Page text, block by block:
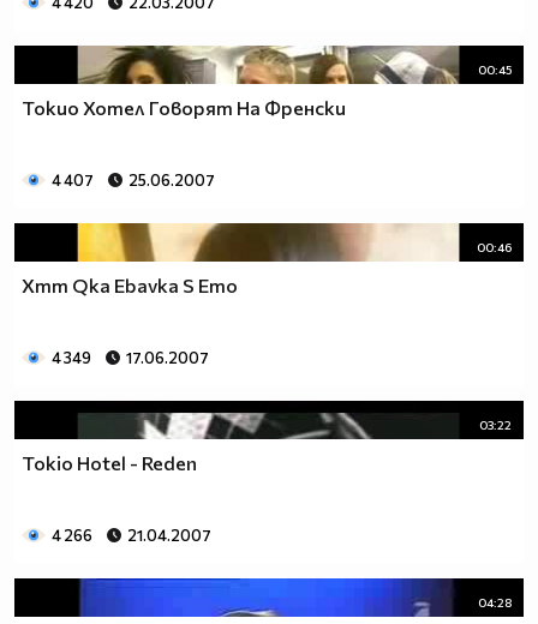
00:45
Токио Хотел Говорят На Френски
4 407 25.06.2007
00:46
Xmm Qka Ebavka S Emo
4 349 17.06.2007
03:22
Tokio Hotel - Reden
4 266 21.04.2007
04:28